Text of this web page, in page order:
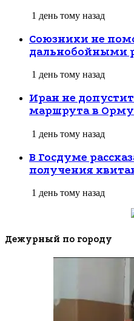
1 день тому назад
Союзники не
дальнобойными
1 день тому назад
Иран не
маршрута в
1 день тому назад
В Госдуме
получения
1 день тому назад
Дежурный по городу